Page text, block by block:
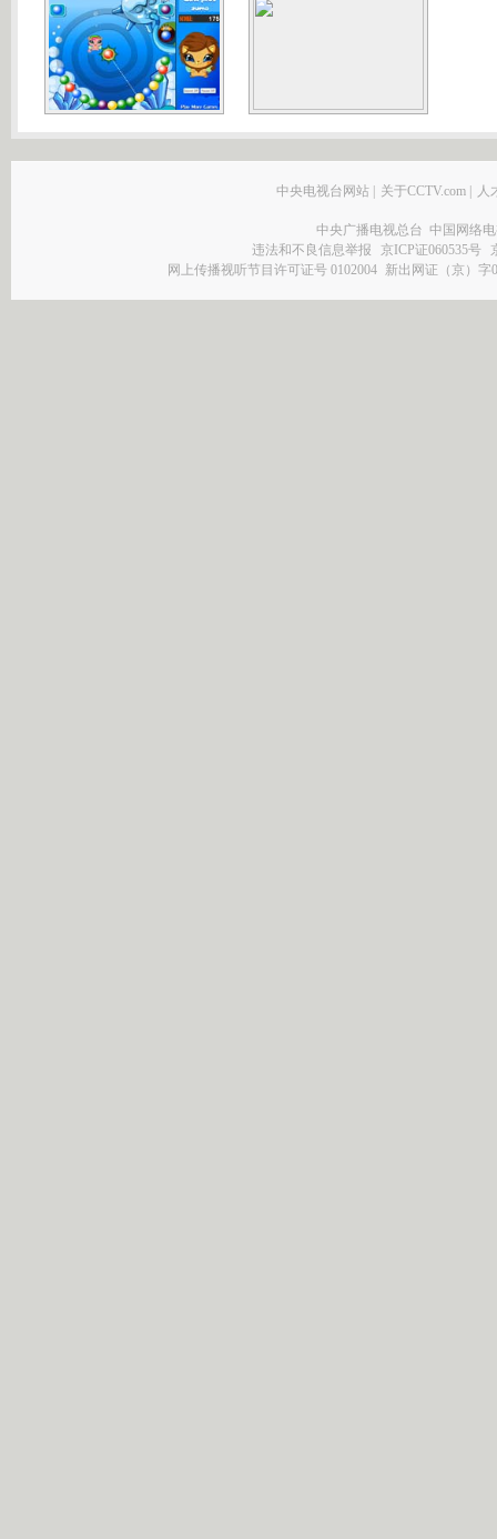
中央电视台网站 关于CCTV.com 人
中央广播电视总台 中国网络
违法和不良信息举报
京ICP证060535号
网上传播视听节目许可证号 0102004 新出网证（京）